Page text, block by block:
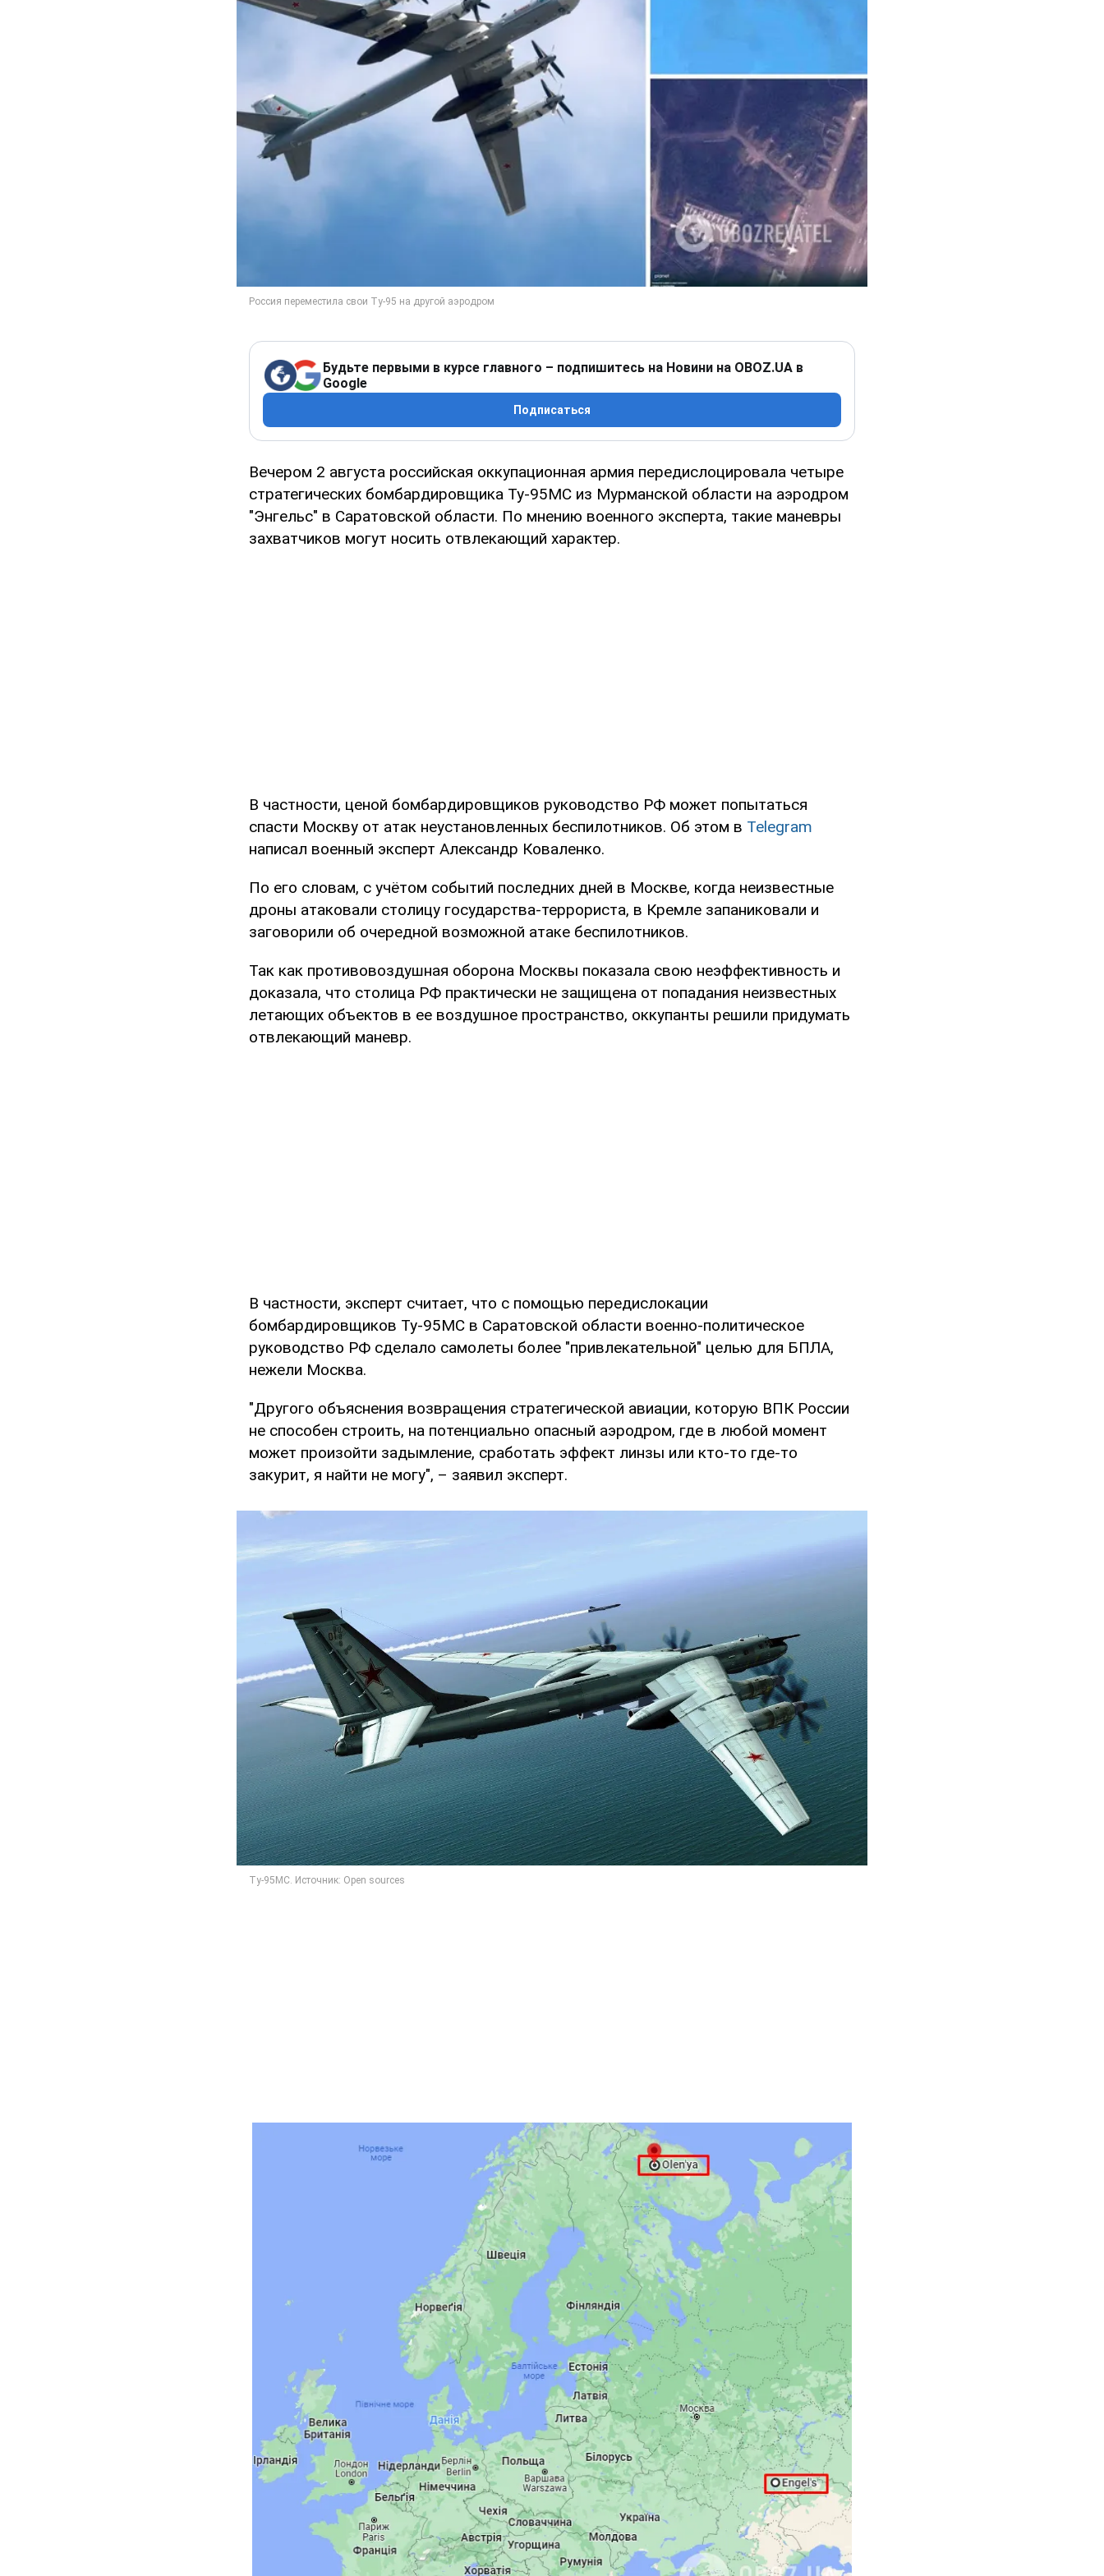
Будьте первыми в курсе главного – подпишитесь на Новини на OBOZ.UA в
Google
Подписаться
Вечером 2 августа российская оккупационная армия передислоцировала четыре
стратегических бомбардировщика Ту-95МС из Мурманской области на аэродром
"Энгельс" в Саратовской области. По мнению военного эксперта, такие маневры
захватчиков могут носить отвлекающий характер.
В частности, ценой бомбардировщиков руководство РФ может попытаться
спасти Москву от атак неустановленных беспилотников. Об этом в Telegram
написал военный эксперт Александр Коваленко.
По его словам, с учётом событий последних дней в Москве, когда неизвестные
дроны атаковали столицу государства-террориста, в Кремле запаниковали и
заговорили об очередной возможной атаке беспилотников.
Так как противовоздушная оборона Москвы показала свою неэффективность и
доказала, что столица РФ практически не защищена от попадания неизвестных
летающих объектов в ее воздушное пространство, оккупанты решили придумать
отвлекающий маневр.
В частности, эксперт считает, что с помощью передислокации
бомбардировщиков Ту-95МС в Саратовской области военно-политическое
руководство РФ сделало самолеты более "привлекательной" целью для БПЛА,
нежели Москва.
"Другого объяснения возвращения стратегической авиации, которую ВПК России
не способен строить, на потенциально опасный аэродром, где в любой момент
может произойти задымление, сработать эффект линзы или кто-то где-то
закурит, я найти не могу", – заявил эксперт.